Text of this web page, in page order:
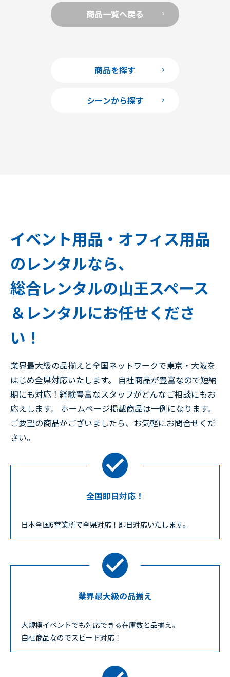
商品一覧へ戻る
商品を探す
シーンから探す
イベント用品・オフィス用品
のレンタルなら、
総合レンタルの山王スペース
＆レンタルにお任せくださ
い！
業界最大級の品揃えと全国ネットワークで東京・大阪を
はじめ全県対応いたします。 自社商品が豊富なので短納
期にも対応！経験豊富なスタッフがどんなご相談にもお
応えします。 ホームページ掲載商品は一例になります。
ご要望の商品がございましたら、お気軽にお問合せくだ
さい。
全国即日対応！
日本全国6営業所で全県対応！即日対応いたします。
業界最大級の品揃え
大規模イベントでも対応できる在庫数と品揃え。
自社商品なのでスピード対応！